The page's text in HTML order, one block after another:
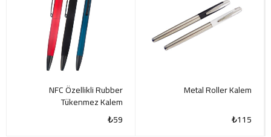
Metal Roller Kalem
₺115
NFC Özellikli Rubber
Tükenmez Kalem
₺59